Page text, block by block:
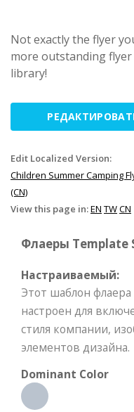
Not exactly the flyer
more outstanding
library!
Edit Localized Version:
Children Summer Camping
(CN)
View this page in:EN TWCN
Флаеры Template
Настраиваемый:
Этот шаблон
настроен для
стиля компании,
элементов дизайна.
Dominant Color